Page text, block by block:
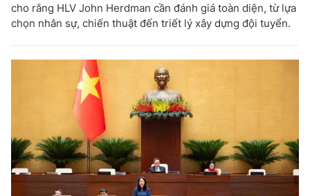
cho rằng HLV John Herdman cần đánh giá toàn diện, từ lựa
chọn nhân sự, chiến thuật đến triết lý xây dựng đội tuyển.